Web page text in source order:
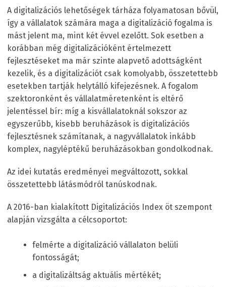
A digitalizációs lehetőségek tárháza folyamatosan bővül,
így a vállalatok számára maga a digitalizáció fogalma is
mást jelent ma, mint két évvel ezelőtt. Sok esetben a
korábban még digitalizációként értelmezett
fejlesztéseket ma már szinte alapvető adottságként
kezelik, és a digitalizációt csak komolyabb, összetettebb
esetekben tartják helytálló kifejezésnek. A fogalom
szektoronként és vállalatméretenként is eltérő
jelentéssel bír: míg a kisvállalatoknál sokszor az
egyszerűbb, kisebb beruházások is digitalizációs
fejlesztésnek számítanak, a nagyvállalatok inkább
komplex, nagyléptékű beruházásokban gondolkodnak.
Az idei kutatás eredményei megváltozott, sokkal
összetettebb látásmódról tanúskodnak.
A 2016-ban kialakított Digitalizációs Index öt szempont
alapján vizsgálta a célcsoportot:
felmérte a digitalizáció vállalaton belüli
fontosságát;
a digitalizáltság aktuális mértékét;